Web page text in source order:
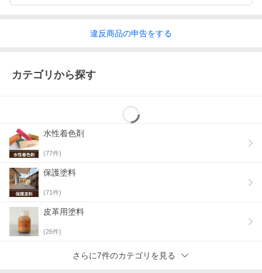
塗り重ね時間は２時間以上 （気温２０℃の時）
●カラー ダークブラウン実塗装見本
違反商品の申告をする
カテゴリから探す
水性着色剤
(77件)
保護塗料
(71件)
皮革用塗料
(26件)
さらに7件のカテゴリを見る